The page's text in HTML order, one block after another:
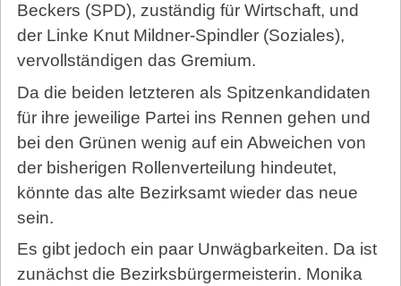
Beckers (SPD), zuständig für Wirtschaft, und
der Linke Knut Mildner-Spindler (Soziales),
vervollständigen das Gremium.
Da die beiden letzteren als Spitzenkandidaten
für ihre jeweilige Partei ins Rennen gehen und
bei den Grünen wenig auf ein Abweichen von
der bisherigen Rollenverteilung hindeutet,
könnte das alte Bezirksamt wieder das neue
sein.
Es gibt jedoch ein paar Unwägbarkeiten. Da ist
zunächst die Bezirksbürgermeisterin. Monika